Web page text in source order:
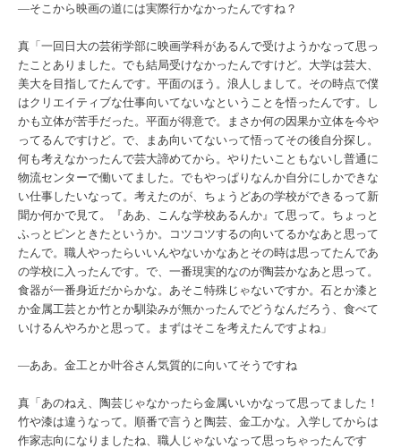
―そこから映画の道には実際行かなかったんですね？
真「一回日大の芸術学部に映画学科があるんで受けようかなって思っ
たことありました。でも結局受けなかったんですけど。大学は芸大、
美大を目指してたんです。平面のほう。浪人しまして。その時点で僕
はクリエイティブな仕事向いてないなということを悟ったんです。し
かも立体が苦手だった。平面が得意で。まさか何の因果か立体を今や
ってるんですけど。で、まあ向いてないって悟ってその後自分探し。
何も考えなかったんで芸大諦めてから。やりたいこともないし普通に
物流センターで働いてました。でもやっぱりなんか自分にしかできな
い仕事したいなって。考えたのが、ちょうどあの学校ができるって新
聞か何かで見て。『ああ、こんな学校あるんか』て思って。ちょっと
ふっとピンときたというか。コツコツするの向いてるかなあと思って
たんで。職人やったらいいんやないかなあとその時は思ってたんであ
の学校に入ったんです。で、一番現実的なのが陶芸かなあと思って。
食器が一番身近だからかな。あそこ特殊じゃないですか。石とか漆と
か金属工芸とか竹とか馴染みが無かったんでどうなんだろう、食べて
いけるんやろかと思って。まずはそこを考えたんですよね」
―ああ。金工とか叶谷さん気質的に向いてそうですね
真「あのねえ、陶芸じゃなかったら金属いいかなって思ってました！
竹や漆は違うなって。順番で言うと陶芸、金工かな。入学してからは
作家志向になりましたね、職人じゃないなって思っちゃったんです